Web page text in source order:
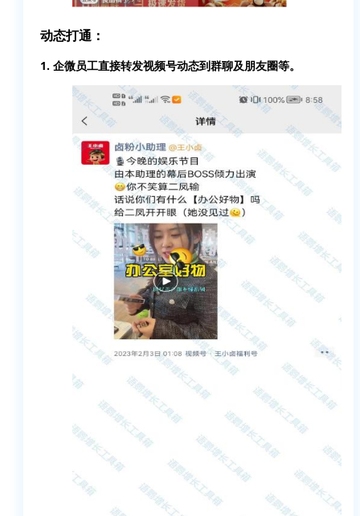
动态打通：
1. 企微员工直接转发视频号动态到群聊及朋友圈等。